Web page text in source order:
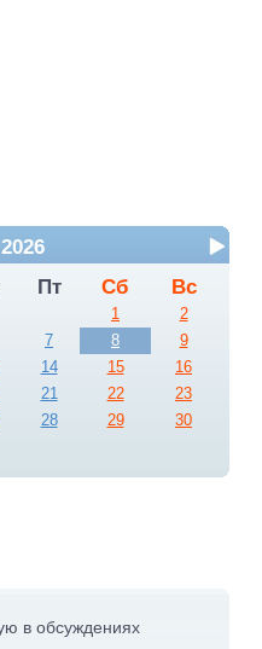
Пт Сб Вс
1
2
7 8
9
14 15
16
21 22
23
28 29
30
в обсуждениях